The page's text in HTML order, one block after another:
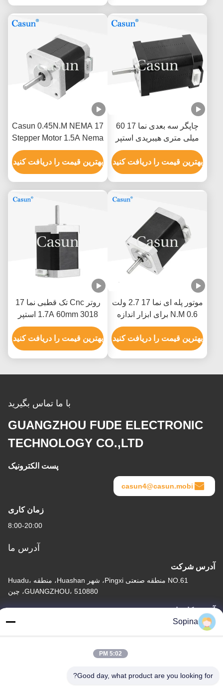
چاپگر سه بعدی نما 17 60
میلی متری هیبریدی استپر
موتور 0.5A 0.78N.M 2 فاز
بهترین قیمت را دریافت کنید
Casun 0.45N.M NEMA 17
Stepper Motor 1.5A Nema
17 48mm 2 Phase 1.8
Degree
بهترین قیمت را دریافت کنید
موتور پله ای نما 17 2.7 ولت
0.6 N.M برای ابزار اندازه
گیری XYZ
بهترین قیمت را دریافت کنید
روتر Cnc تک قطبی نما 17
1.7A 60mm 3018 استپر
موتور Cnc
بهترین قیمت را دریافت کنید
با ما تماس بگیرید
GUANGZHOU FUDE ELECTRONIC
TECHNOLOGY CO.,LTD
پست الکترونیک
casun4@casun.mobi
زمان کاری
8:00-20:00
آدرس ما
آدرس شرکت
NO.61 منطقه صنعتی Pingxi، شهر Huashan، منطقه Huadu،
GUANGZHOU، 510880، چین
آدرس کارخانه
NO.61 منطقه صنعتی Pingxi، شهر Huashan، منطقه Huadu،
GUANGZHOU، 510880، چین
Sopina
5:02 PM
Good day, what product are you looking for?